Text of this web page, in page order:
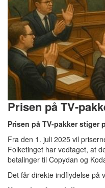
Prisen på TV-
Prisen på TV-pakker stiger
Fra den 1. juli 2025 vil
Folketinget har vedtaget, at
betalinger til Copydan og
Det får direkte indflydelse på